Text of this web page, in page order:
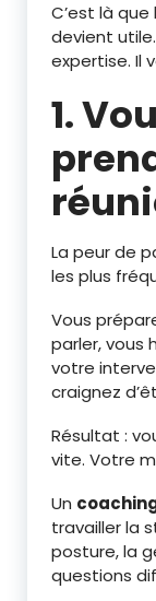
C’est là que
devient
expertise. Il
1.
La peur de
les plus
Vous
parler, vous
votre
craignez
Résultat :
vite. Votre
Un
travailler la
posture, la
questions